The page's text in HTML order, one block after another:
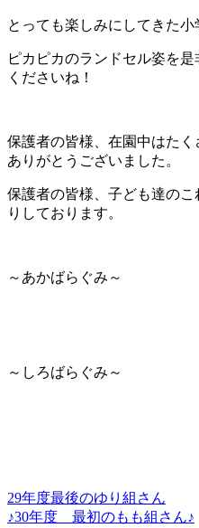
とっても楽しみにしてきた小
ピカピカのランドセル姿を
くださいね！
保護者の皆様、在園中はたく
ありがとうございました。
保護者の皆様、子ども達の
りしております。
～あかばらぐみ～
～しろばらぐみ～
29年度最後のゆり組さん
♪30年度 最初のもも組さん♪